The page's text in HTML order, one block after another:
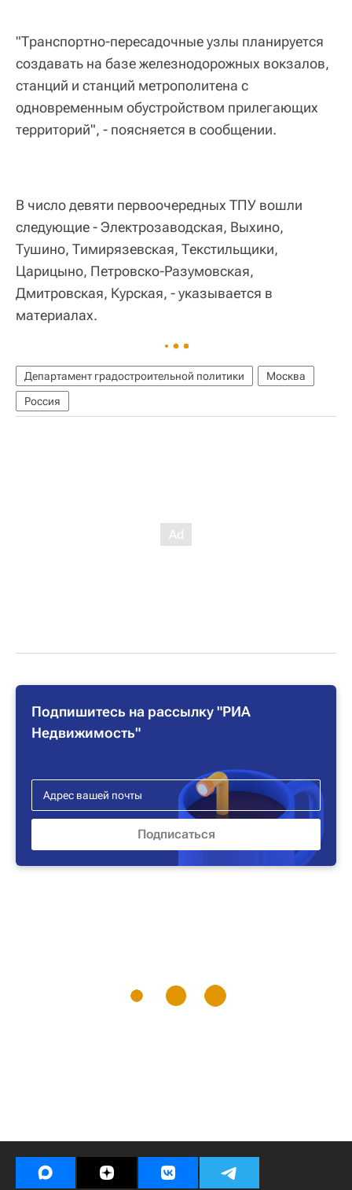
"Транспортно-пересадочные узлы планируется
создавать на базе железнодорожных вокзалов,
станций и станций метрополитена с
одновременным обустройством прилегающих
территорий", - поясняется в сообщении.
В число девяти первоочередных ТПУ вошли
следующие - Электрозаводская, Выхино,
Тушино, Тимирязевская, Текстильщики,
Царицыно, Петровско-Разумовская,
Дмитровская, Курская, - указывается в
материалах.
Департамент градостроительной политики
Москва
Россия
Подпишитесь на рассылку "РИА
Недвижимость"